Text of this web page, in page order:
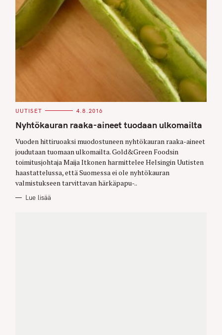
C
T
E
O
R
I
E
S
UUTISET 4.8.2016
Nyhtökauran raaka-aineet tuodaan ulkomailta
Vuoden hittiruoaksi muodostuneen nyhtökauran raaka-aineet
joudutaan tuomaan ulkomailta. Gold&Green Foodsin
toimitusjohtaja Maija Itkonen harmittelee Helsingin Uutisten
haastattelussa, että Suomessa ei ole nyhtökauran
valmistukseen tarvittavan härkäpapu-..
Lue lisää